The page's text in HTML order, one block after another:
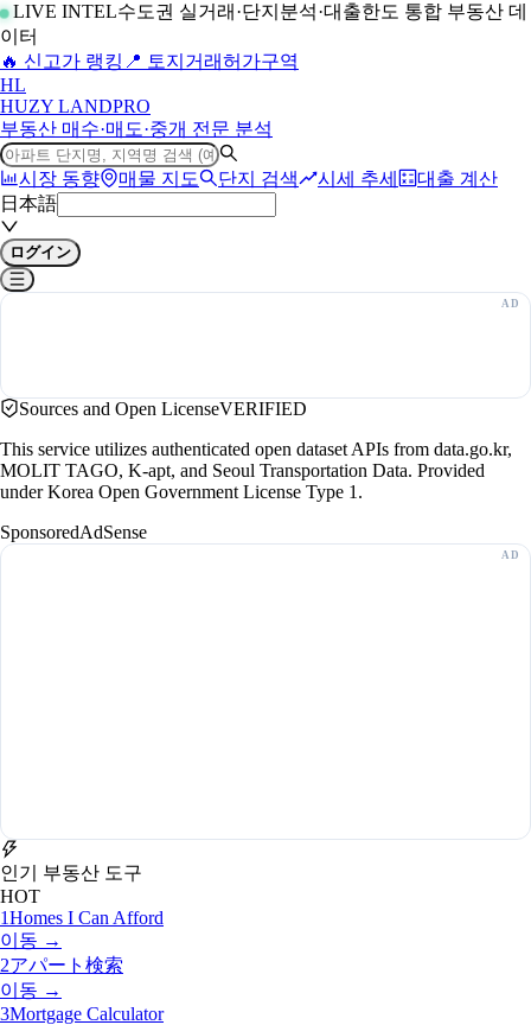
LIVE INTEL수도권 실거래·단지분석·대출한도 통합 부동산 데
이터
🔥 신고가 랭킹 📍 토지거래허가구역
HL
HUZY LANDPRO
부동산 매수·매도·중개 전문 분석
시장 동향 매물 지도 단지 검색 시세 추세
대출 계산
日本語
ログイン
Sources and Open LicenseVERIFIED
This service utilizes authenticated open dataset APIs from data.go.kr,
MOLIT TAGO, K-apt, and Seoul Transportation Data. Provided
under Korea Open Government License Type 1.
SponsoredAdSense
인기 부동산 도구
HOT
1Homes I Can Afford
이동 →
2アパート検索
이동 →
3Mortgage Calculator